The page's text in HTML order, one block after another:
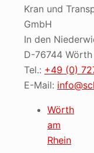
Kran und
GmbH
In den
D-76744 Wörth
Tel.: +49 (0)
E-Mail:
Wörth
am
Rhein